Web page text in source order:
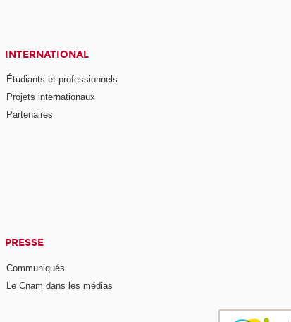
INTERNATIONAL
Étudiants et professionnels
Projets internationaux
Partenaires
PRESSE
Communiqués
Le Cnam dans les médias